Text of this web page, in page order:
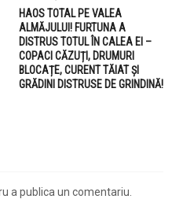
HAOS TOTAL PE VALEA
ALMĂJULUI! FURTUNA A
DISTRUS TOTUL ÎN CALEA EI –
COPACI CĂZUȚI, DRUMURI
BLOCAȚE, CURENT TĂIAT ȘI
GRĂDINI DISTRUSE DE GRINDINĂ!
a publica un comentariu.